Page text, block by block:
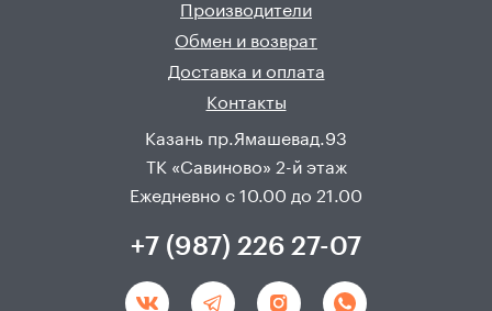
Производители
Обмен и возврат
Доставка и оплата
Контакты
Казань пр.Ямашевад.93
ТК «Савиново» 2-й этаж
Ежедневно с 10.00 до 21.00
+7 (987) 226 27-07